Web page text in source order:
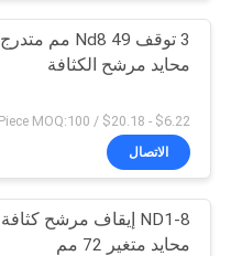
جولة
المعمل
مراقبة
الجودة
3 توقف Nd8 49 مم متدرج
محايد مرشح الكثافة
$6.22 - $20.18 / Piece MOQ:100
الاتصال
ND1-8 إيقاف مرشح كثافة
محايد متغير 72 مم